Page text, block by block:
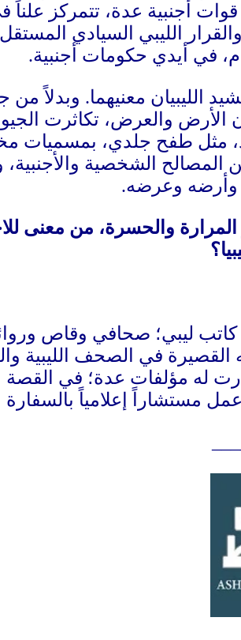
أجنبية عدة، تتمركز
والقرار الليبي السيادي
في أيدي حكومات أجنبية.
الليبيان معنيهما. وبدلاً من
الأرض والعرض، تكاثرت
مثل طفح جلدي، بمسميات
المصالح الشخصية
وأرضه وعرضه.
المرارة والحسرة، من معنى
كاتب ليبي؛ صحافي وقاص
القصيرة في الصحف الليبية
له مؤلفات عدة؛ في القصة
عمل مستشاراً إعلامياً بالسفارة